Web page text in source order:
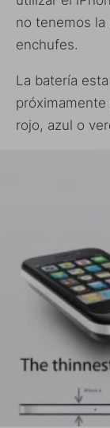
no tenemos la
enchufes.
La batería
próximamente
rojo, azul o